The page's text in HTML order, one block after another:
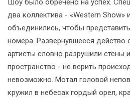
Шоу было обречено на успех.
два коллектива - «Western Show»
объединились, чтобы
номера. Развернувшееся действо
артисты словно разрушили стены
пространство - не верить
невозможно. Мотал головой
кружил в небесах гордый орел,